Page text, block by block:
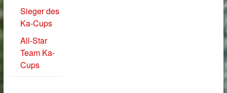
Sieger des
Ka-Cups
All-Star
Team Ka-
Cups